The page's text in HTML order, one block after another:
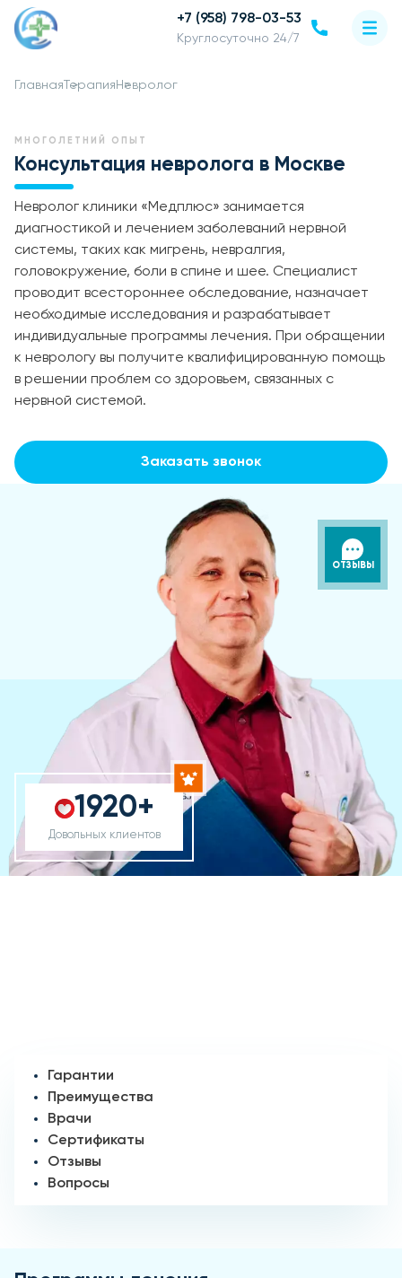
+7 (958) 798-03-53
Круглосуточно 24/7
Главная Терапия Невролог
МНОГОЛЕТНИЙ ОПЫТ
Консультация невролога в Москве
Невролог клиники «Медплюс» занимается
диагностикой и лечением заболеваний нервной
системы, таких как мигрень, невралгия,
головокружение, боли в спине и шее. Специалист
проводит всестороннее обследование, назначает
необходимые исследования и разрабатывает
индивидуальные программы лечения. При обращении
к неврологу вы получите квалифицированную помощь
в решении проблем со здоровьем, связанных с
нервной системой.
Заказать звонок
1920+
Довольных клиентов
ОТЗЫВЫ
Гарантии
Преимущества
Врачи
Сертификаты
Отзывы
Вопросы